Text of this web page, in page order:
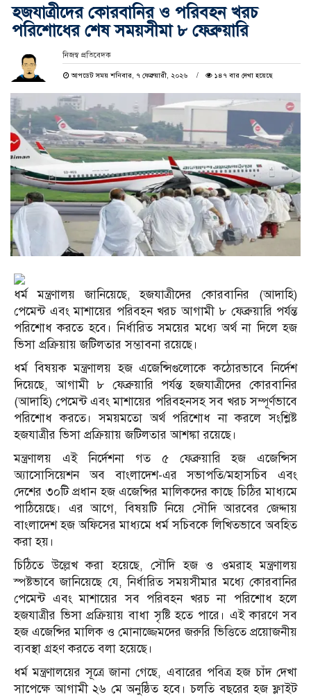
হজযাত্রীদের কোরবানির ও পরিবহন খরচ
পরিশোধের শেষ সময়সীমা ৮ ফেব্রুয়ারি
নিজস্ব প্রতিবেদক
আপডেট সময় শনিবার, ৭ ফেব্রুয়ারী, ২০২৬ ১৪৭ বার দেখা হয়েছে
ধর্ম মন্ত্রণালয় জানিয়েছে, হজযাত্রীদের কোরবানির (আদাহি)
পেমেন্ট এবং মাশায়ের পরিবহন খরচ আগামী ৮ ফেব্রুয়ারি পর্যন্ত
পরিশোধ করতে হবে। নির্ধারিত সময়ের মধ্যে অর্থ না দিলে হজ
ভিসা প্রক্রিয়ায় জটিলতার সম্ভাবনা রয়েছে।
ধর্ম বিষয়ক মন্ত্রণালয় হজ এজেন্সিগুলোকে কঠোরভাবে নির্দেশ
দিয়েছে, আগামী ৮ ফেব্রুয়ারি পর্যন্ত হজযাত্রীদের কোরবানির
(আদাহি) পেমেন্ট এবং মাশায়ের পরিবহনসহ সব খরচ সম্পূর্ণভাবে
পরিশোধ করতে। সময়মতো অর্থ পরিশোধ না করলে সংশ্লিষ্ট
হজযাত্রীর ভিসা প্রক্রিয়ায় জটিলতার আশঙ্কা রয়েছে।
মন্ত্রণালয় এই নির্দেশনা গত ৫ ফেব্রুয়ারি হজ এজেন্সিস
অ্যাসোসিয়েশন অব বাংলাদেশ-এর সভাপতি/মহাসচিব এবং
দেশের ৩০টি প্রধান হজ এজেন্সির মালিকদের কাছে চিঠির মাধ্যমে
পাঠিয়েছে। এর আগে, বিষয়টি নিয়ে সৌদি আরবের জেদ্দায়
বাংলাদেশ হজ অফিসের মাধ্যমে ধর্ম সচিবকে লিখিতভাবে অবহিত
করা হয়।
চিঠিতে উল্লেখ করা হয়েছে, সৌদি হজ ও ওমরাহ মন্ত্রণালয়
স্পষ্টভাবে জানিয়েছে যে, নির্ধারিত সময়সীমার মধ্যে কোরবানির
পেমেন্ট এবং মাশায়ের সব পরিবহন খরচ না পরিশোধ হলে
হজযাত্রীর ভিসা প্রক্রিয়ায় বাধা সৃষ্টি হতে পারে। এই কারণে সব
হজ এজেন্সির মালিক ও মোনাজ্জেমদের জরুরি ভিত্তিতে প্রয়োজনীয়
ব্যবস্থা গ্রহণ করতে বলা হয়েছে।
ধর্ম মন্ত্রণালয়ের সূত্রে জানা গেছে, এবারের পবিত্র হজ চাঁদ দেখা
সাপেক্ষে আগামী ২৬ মে অনুষ্ঠিত হবে। চলতি বছরের হজ ফ্লাইট